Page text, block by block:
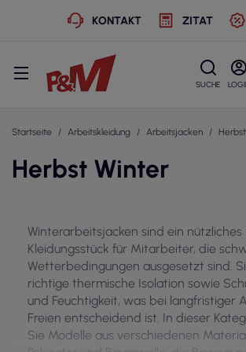
KONTAKT ZITAT
SUCHE
Startseite Arbeitskleidung Arbeitsjacken
Herbst Winter
Winterarbeitsjacken sind ein nützliches
Kleidungsstück für Mitarbeiter, die
Wetterbedingungen ausgesetzt sind.
richtige thermische Isolation sowie
und Feuchtigkeit, was bei langfristiger
Freien entscheidend ist. In dieser
Sie Modelle aus verschiedenen